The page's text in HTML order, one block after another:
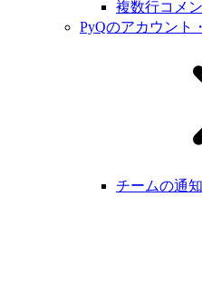
複数行コメ
PyQのアカウント
チームの通